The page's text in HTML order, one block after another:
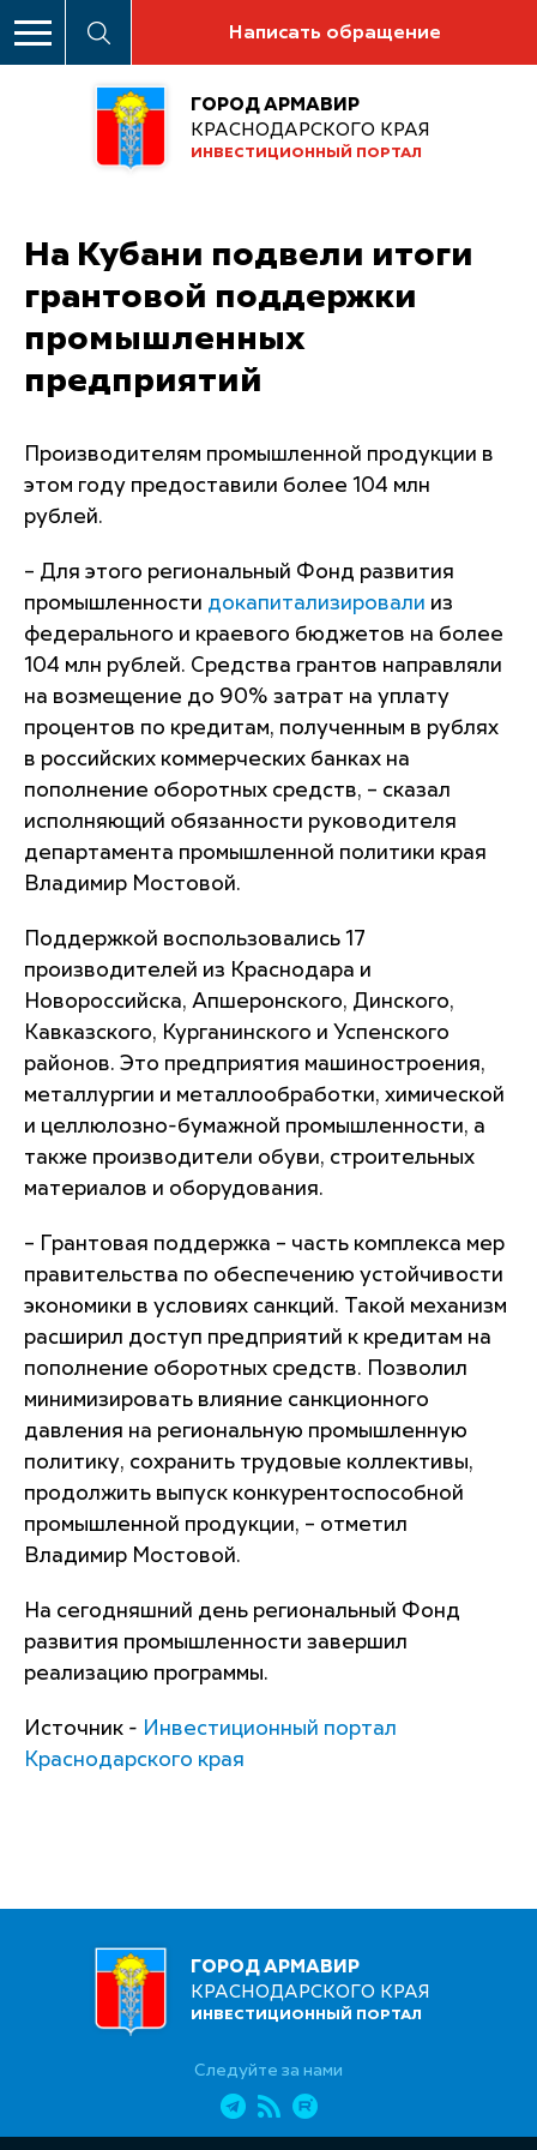
Написать обращение
ГОРОД АРМАВИР
КРАСНОДАРСКОГО КРАЯ
ИНВЕСТИЦИОННЫЙ ПОРТАЛ
На Кубани подвели итоги
грантовой поддержки
промышленных
предприятий
Производителям промышленной продукции в
этом году предоставили более 104 млн
рублей.
– Для этого региональный Фонд развития
промышленности докапитализировали из
федерального и краевого бюджетов на более
104 млн рублей. Средства грантов направляли
на возмещение до 90% затрат на уплату
процентов по кредитам, полученным в рублях
в российских коммерческих банках на
пополнение оборотных средств, – сказал
исполняющий обязанности руководителя
департамента промышленной политики края
Владимир Мостовой.
Поддержкой воспользовались 17
производителей из Краснодара и
Новороссийска, Апшеронского, Динского,
Кавказского, Курганинского и Успенского
районов. Это предприятия машиностроения,
металлургии и металлообработки, химической
и целлюлозно-бумажной промышленности, а
также производители обуви, строительных
материалов и оборудования.
– Грантовая поддержка – часть комплекса мер
правительства по обеспечению устойчивости
экономики в условиях санкций. Такой механизм
расширил доступ предприятий к кредитам на
пополнение оборотных средств. Позволил
минимизировать влияние санкционного
давления на региональную промышленную
политику, сохранить трудовые коллективы,
продолжить выпуск конкурентоспособной
промышленной продукции, – отметил
Владимир Мостовой.
На сегодняшний день региональный Фонд
развития промышленности завершил
реализацию программы.
Источник - Инвестиционный портал
Краснодарского края
ГОРОД АРМАВИР
КРАСНОДАРСКОГО КРАЯ
ИНВЕСТИЦИОННЫЙ ПОРТАЛ
Следуйте за нами